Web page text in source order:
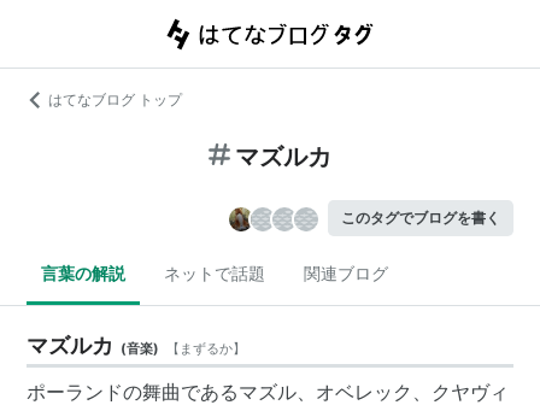
はてなブログ トップ
マズルカ
このタグでブログを書く
言葉の解説 ネットで話題 関連ブログ
マズルカ (音楽) 【 まずるか】
ポーランドの舞曲であるマズル、オベレック、クヤヴィ